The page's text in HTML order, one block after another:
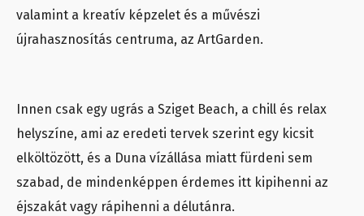
valamint a kreatív képzelet és a művészi
újrahasznosítás centruma, az ArtGarden.
Innen csak egy ugrás a Sziget Beach, a chill és relax
helyszíne, ami az eredeti tervek szerint egy kicsit
elköltözött, és a Duna vízállása miatt fürdeni sem
szabad, de mindenképpen érdemes itt kipihenni az
éjszakát vagy rápihenni a délutánra.